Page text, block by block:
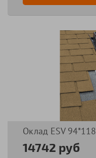
Оклад ESV 94*118
14742 руб